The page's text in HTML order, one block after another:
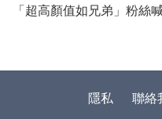
「超高顏值如兄弟」粉絲
隱私 聯絡